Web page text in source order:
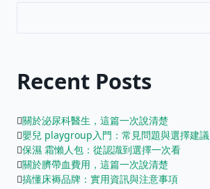
Recent Posts
關於泌尿科醫生，這篇一次說清楚
嬰兒 playgroup入門：常見問題與選擇建議
保濕 霜懶人包：從認識到選擇一次看
關於臍帶血費用，這篇一次說清楚
搞懂床褥品牌：實用資訊與注意事項